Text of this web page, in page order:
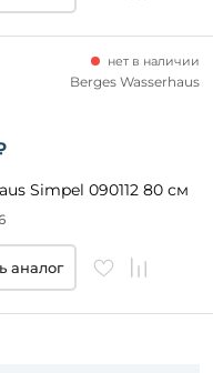
Simpel 090112 80 см
нет в наличии
Berges Wasserhaus
аналог